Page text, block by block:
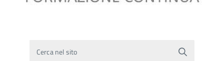
Cerca nel sito